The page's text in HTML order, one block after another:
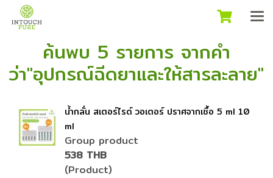
ค้นพบ 5 รายการ จากคำ
ว่า"อุปกรณ์ฉีดยาและให้สารละลาย"
น้ำกลั่น สเตอร์ไรด์ วอเตอร์ ปราศจากเชื้อ 5 ml 10
ml
Group product
538 THB
(Product)